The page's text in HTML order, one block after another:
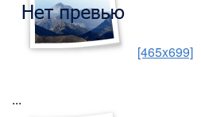
[465x699]
...